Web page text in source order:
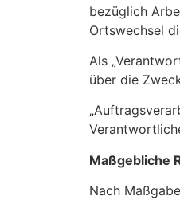
bezüglich
Ortswechsel
Als
über die
Maßgebliche
Nach